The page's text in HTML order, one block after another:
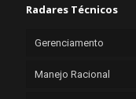
Radares Técnicos
Gerenciamento
Manejo Racional